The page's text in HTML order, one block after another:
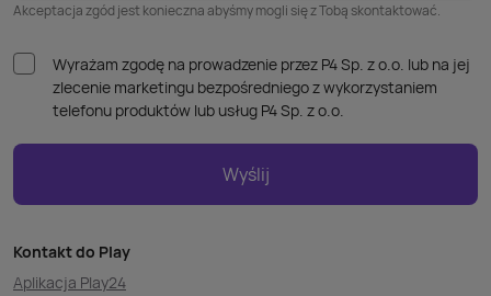
Akceptacja zgód jest konieczna abyśmy mogli się z Tobą skontaktować.
Wyrażam zgodę na prowadzenie przez P4 Sp. z o.o. lub na jej
zlecenie marketingu bezpośredniego z wykorzystaniem
telefonu produktów lub usług P4 Sp. z o.o.
Wyślij
Kontakt do Play
Aplikacja Play24